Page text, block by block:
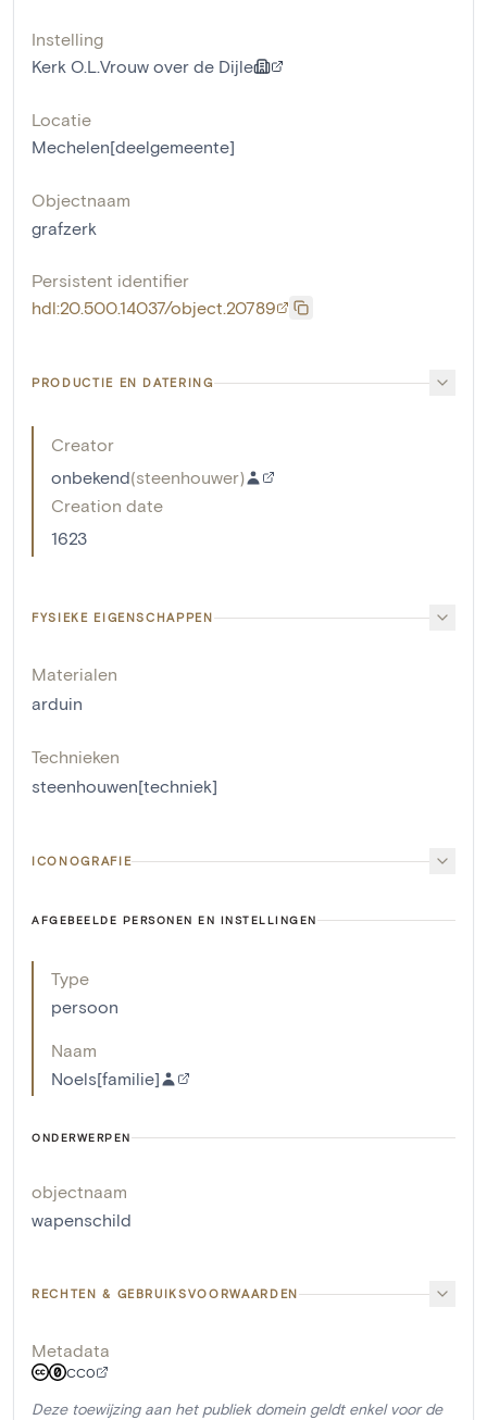
Instelling
Kerk O.L.Vrouw over de Dijle
Locatie
Mechelen[deelgemeente]
Objectnaam
grafzerk
Persistent identifier
hdl:20.500.14037/object.20789
PRODUCTIE EN DATERING
Creator
onbekend(steenhouwer)
Creation date
1623
FYSIEKE EIGENSCHAPPEN
Materialen
arduin
Technieken
steenhouwen[techniek]
ICONOGRAFIE
AFGEBEELDE PERSONEN EN INSTELLINGEN
Type
persoon
Naam
Noels[familie]
ONDERWERPEN
objectnaam
wapenschild
RECHTEN & GEBRUIKSVOORWAARDEN
Metadata
CC0
Deze toewijzing aan het publiek domein geldt enkel voor de